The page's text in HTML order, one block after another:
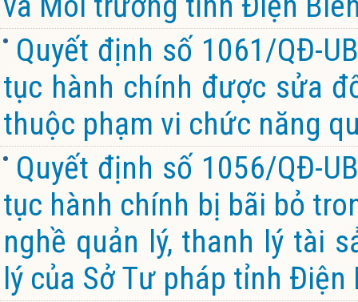
Quyết định số 1061/QĐ-
tục hành chính được sửa
thuộc phạm vi chức năng
Quyết định số 1056/QĐ-
tục hành chính bị bãi bỏ
nghề quản lý, thanh lý tài
lý của Sở Tư pháp tỉnh Điện